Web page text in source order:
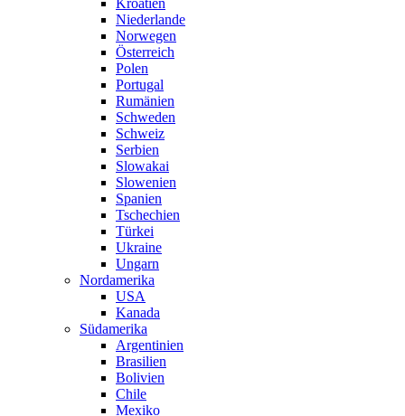
Kroatien
Niederlande
Norwegen
Österreich
Polen
Portugal
Rumänien
Schweden
Schweiz
Serbien
Slowakai
Slowenien
Spanien
Tschechien
Türkei
Ukraine
Ungarn
Nordamerika
USA
Kanada
Südamerika
Argentinien
Brasilien
Bolivien
Chile
Mexiko